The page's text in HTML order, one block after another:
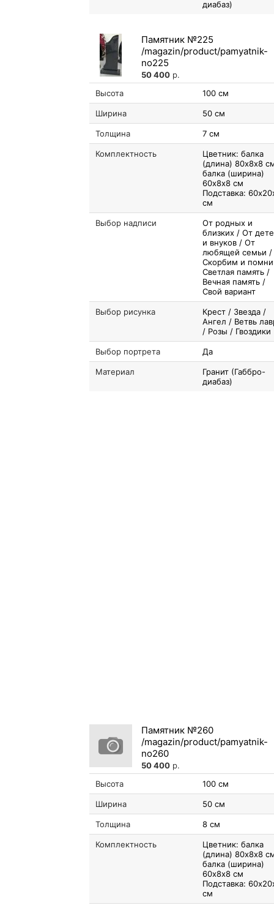
диабаз)
Памятник №225
50 400 р.
Высота
100 см
Ширина 50 см
Толщина 7 см
Комплектность
Цветник: балка
(длина) 80х8х8
балка (ширина)
60х8х8 см
Подставка:
см
Выбор надписи
От родных и
близких / От
и внуков / От
любящей семьи /
Скорбим и
Светлая память /
Вечная память /
Свой вариант
Выбор рисунка
Крест / Звезда /
Ангел / Ветвь
/ Розы / Гвоздики
Выбор портрета Да
Материал
Гранит (Габбро-
диабаз)
Памятник №260
50 400 р.
Высота
100 см
Ширина 50 см
Толщина 8 см
Комплектность
Цветник: балка
(длина) 80х8х8
балка (ширина)
60х8х8 см
Подставка:
см